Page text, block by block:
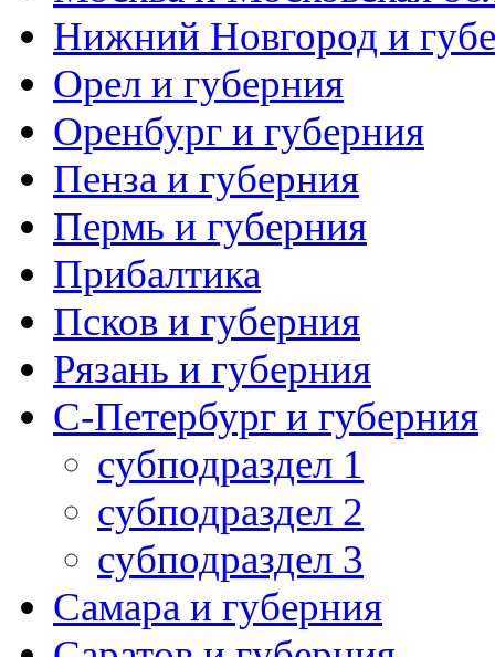
Нижний Новгород и
Орел и губерния
Оренбург и губерния
Пенза и губерния
Пермь и губерния
Прибалтика
Псков и губерния
Рязань и губерния
С-Петербург и губерния
субподраздел 1
субподраздел 2
субподраздел 3
Самара и губерния